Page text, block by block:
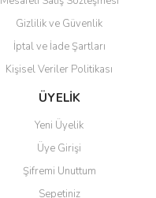
Gizlilik ve Güvenlik
İptal ve İade Şartları
Kişisel Veriler Politikası
ÜYELİK
Yeni Üyelik
Üye Girişi
Şifremi Unuttum
Sepetiniz